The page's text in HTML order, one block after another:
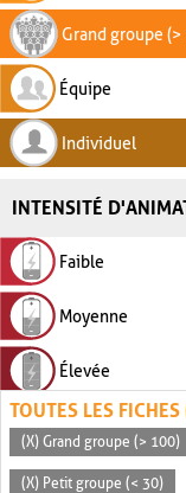
Grand groupe (>
Équipe
Individuel
INTENSITÉ
Faible
Moyenne
Élevée
TOUTES LES
(X) Grand groupe (> 100)
(X) Petit groupe (< 30)